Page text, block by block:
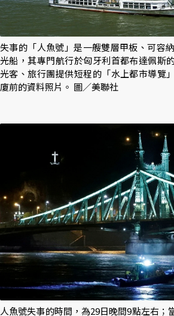
失事的「人魚號」是一艘雙層甲板、可容
光船，其專門航行於匈牙利首都布達佩斯
光客、旅行團提供短程的「水上都市導覽
廈前的資料照片。 圖／美聯社
人魚號失事的時間，為29日晚間9點左右；